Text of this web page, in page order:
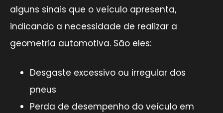
alguns sinais que o veículo apresenta,
indicando a necessidade de realizar a
geometria automotiva. São eles:
Desgaste excessivo ou irregular dos
pneus
Perda de desempenho do veículo em